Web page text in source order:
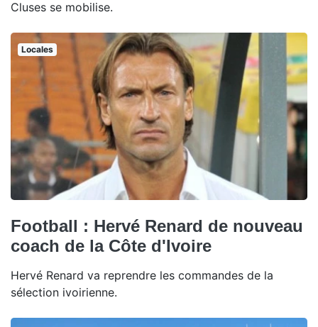
Cluses se mobilise.
Locales
Football : Hervé Renard de nouveau
coach de la Côte d'Ivoire
Hervé Renard va reprendre les commandes de la
sélection ivoirienne.